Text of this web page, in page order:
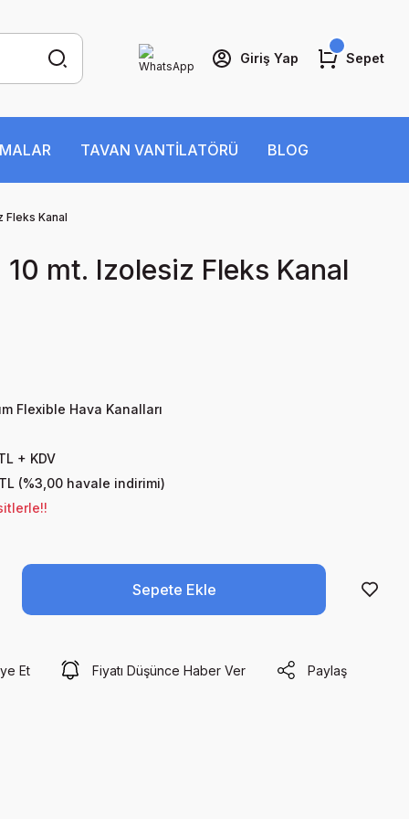
Giriş Yap Sepet
TAVAN VANTİLATÖRÜ BLOG
Fleks Kanal
mt. Izolesiz Fleks Kanal
Flexible Hava Kanalları
+ KDV
(%3,00 havale indirimi)
Sepete Ekle
Et Fiyatı Düşünce Haber Ver Paylaş